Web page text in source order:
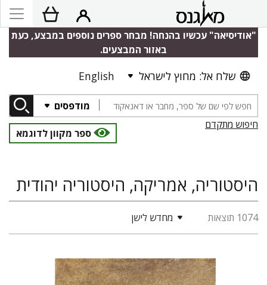
"אודיסיאה" עכשיו בהנחה! מבחר ספרים נוספים במבצע, כעת
באזור המבצעים.
שלח אל: מחוץ לישראל English
מודפסים
חיפוש מתקדם
ספר מקוון לדוגמא
היסטוריה, אמריקה, היסטוריה יהודית
1074 תוצאות מחדש לישן